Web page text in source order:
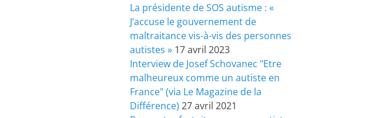
La présidente de SOS autisme : «
J’accuse le gouvernement de
maltraitance vis-à-vis des personnes
autistes » 17 avril 2023
Interview de Josef Schovanec "Etre
malheureux comme un autiste en
France" (via Le Magazine de la
Différence) 27 avril 2021